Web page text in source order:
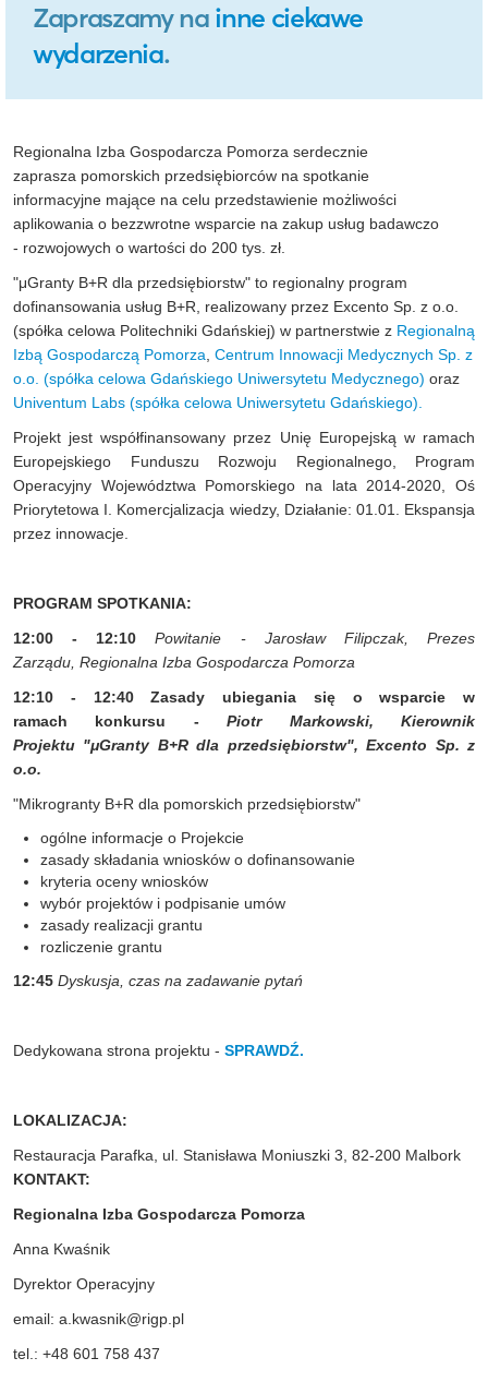
Zapraszamy na inne ciekawe
wydarzenia.
Regionalna Izba Gospodarcza Pomorza serdecznie
zaprasza pomorskich przedsiębiorców na spotkanie
informacyjne mające na celu przedstawienie możliwości
aplikowania o bezzwrotne wsparcie na zakup usług badawczo
- rozwojowych o wartości do 200 tys. zł.
"μGranty B+R dla przedsiębiorstw" to regionalny program
dofinansowania usług B+R, realizowany przez Excento Sp. z o.o.
(spółka celowa Politechniki Gdańskiej) w partnerstwie z Regionalną
Izbą Gospodarczą Pomorza, Centrum Innowacji Medycznych Sp. z
o.o. (spółka celowa Gdańskiego Uniwersytetu Medycznego) oraz
Univentum Labs (spółka celowa Uniwersytetu Gdańskiego).
Projekt jest współfinansowany przez Unię Europejską w ramach
Europejskiego Funduszu Rozwoju Regionalnego, Program
Operacyjny Województwa Pomorskiego na lata 2014-2020, Oś
Priorytetowa I. Komercjalizacja wiedzy, Działanie: 01.01. Ekspansja
przez innowacje.
PROGRAM SPOTKANIA:
12:00 - 12:10Powitanie - Jarosław Filipczak, Prezes
Zarządu, Regionalna Izba Gospodarcza Pomorza
12:10 - 12:40 Zasady ubiegania się o wsparcie w
ramach konkursu -Piotr Markowski, Kierownik
Projektu "μGranty B+R dla przedsiębiorstw", Excento Sp. z
o.o.
"Mikrogranty B+R dla pomorskich przedsiębiorstw"
ogólne informacje o Projekcie
zasady składania wniosków o dofinansowanie
kryteria oceny wniosków
wybór projektów i podpisanie umów
zasady realizacji grantu
rozliczenie grantu
12:45 Dyskusja, czas na zadawanie pytań
Dedykowana strona projektu - SPRAWDŹ.
LOKALIZACJA:
Restauracja Parafka, ul. Stanisława Moniuszki 3, 82-200 Malbork
KONTAKT:
Regionalna Izba Gospodarcza Pomorza
Anna Kwaśnik
Dyrektor Operacyjny
email: a.kwasnik@rigp.pl
tel.: +48 601 758 437